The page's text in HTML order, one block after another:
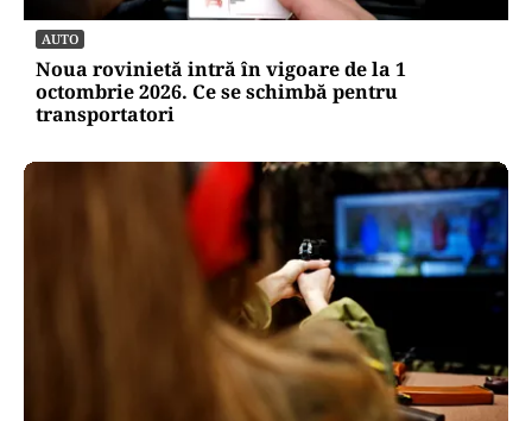
AUTO
Noua rovinietă intră în vigoare de la 1
octombrie 2026. Ce se schimbă pentru
transportatori